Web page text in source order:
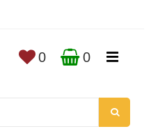
0 0